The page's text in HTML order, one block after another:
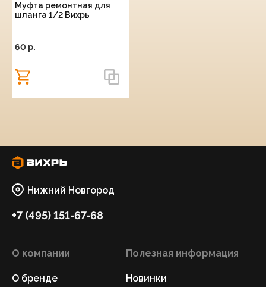
Муфта ремонтная для
шланга 1/2 Вихрь
60 p.
Нижний Новгород
+7 (495) 151-67-68
О компании
О бренде
Полезная информация
Новинки